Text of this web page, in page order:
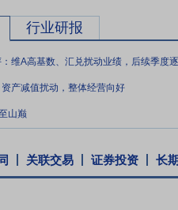
行业研报
维A高基数、汇兑扰动业绩，后续季度
产减值扰动，整体经营向好
山巅
关联交易 证券投资 长